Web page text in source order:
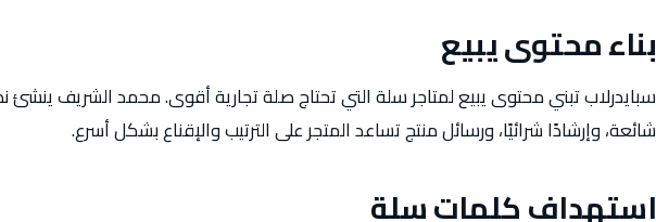
بناء محتوى يبيع
سبايدرلاب تبني محتوى يبيع لمتاجر سلة التي تحتاج صلة تجارية أقوى. محمد الشريف
شائعة، وإرشادًا شرائيًا، ورسائل منتج تساعد المتجر على الترتيب والإقناع بشكل أسرع.
استهداف كلمات سلة